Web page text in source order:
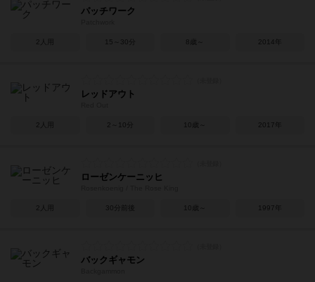
パッチワーク
2人用 15～30分 8歳～ 2014年
レッドアウト
2人用 2～10分 10歳～ 2017年
ローゼンケーニッヒ
2人用 30分前後 10歳～ 1997年
バックギャモン